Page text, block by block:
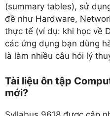
(summary tables), sử
đề như Hardware,
thực tế (ví dụ: khi học về
các ứng dụng bạn dùng
là làm nhiều câu hỏi lý
Tài liệu ôn tập
mới?